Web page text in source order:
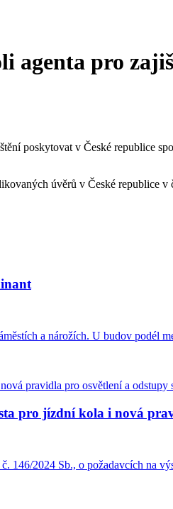
agenta pro
poskytovat v České republice
úvěrů v České republice v
a nárožích. U budov podél
pro jízdní kola i nová
146/2024 Sb., o požadavcích na